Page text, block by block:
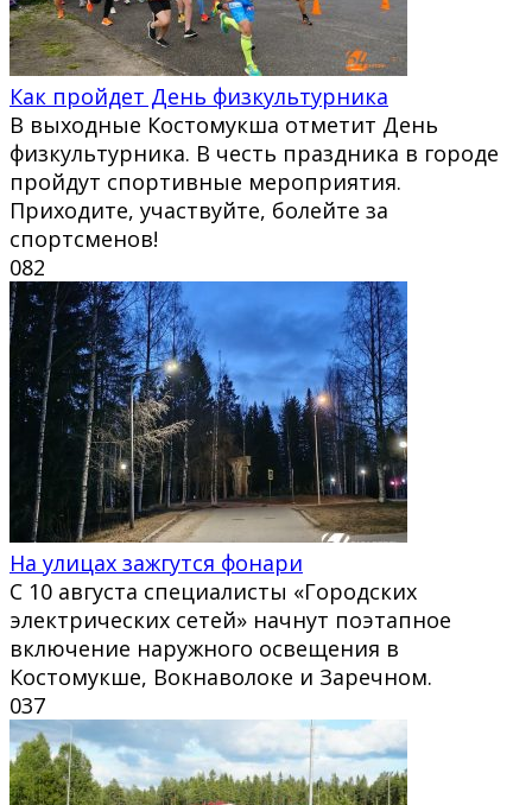
Как пройдет День физкультурника
В выходные Костомукша отметит День
физкультурника. В честь праздника в городе
пройдут спортивные мероприятия.
Приходите, участвуйте, болейте за
спортсменов!
082
На улицах зажгутся фонари
С 10 августа специалисты «Городских
электрических сетей» начнут поэтапное
включение наружного освещения в
Костомукше, Вокнаволоке и Заречном.
037